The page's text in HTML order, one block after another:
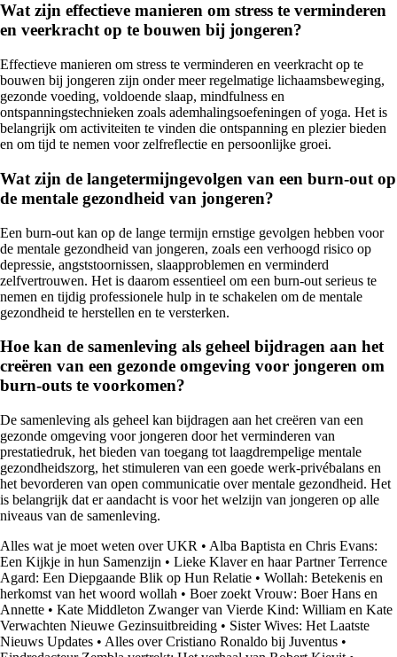
Wat zijn effectieve manieren om stress te verminderen
en veerkracht op te bouwen bij jongeren?
Effectieve manieren om stress te verminderen en veerkracht op te
bouwen bij jongeren zijn onder meer regelmatige lichaamsbeweging,
gezonde voeding, voldoende slaap, mindfulness en
ontspanningstechnieken zoals ademhalingsoefeningen of yoga. Het is
belangrijk om activiteiten te vinden die ontspanning en plezier bieden
en om tijd te nemen voor zelfreflectie en persoonlijke groei.
Wat zijn de langetermijngevolgen van een burn-out op
de mentale gezondheid van jongeren?
Een burn-out kan op de lange termijn ernstige gevolgen hebben voor
de mentale gezondheid van jongeren, zoals een verhoogd risico op
depressie, angststoornissen, slaapproblemen en verminderd
zelfvertrouwen. Het is daarom essentieel om een burn-out serieus te
nemen en tijdig professionele hulp in te schakelen om de mentale
gezondheid te herstellen en te versterken.
Hoe kan de samenleving als geheel bijdragen aan het
creëren van een gezonde omgeving voor jongeren om
burn-outs te voorkomen?
De samenleving als geheel kan bijdragen aan het creëren van een
gezonde omgeving voor jongeren door het verminderen van
prestatiedruk, het bieden van toegang tot laagdrempelige mentale
gezondheidszorg, het stimuleren van een goede werk-privébalans en
het bevorderen van open communicatie over mentale gezondheid. Het
is belangrijk dat er aandacht is voor het welzijn van jongeren op alle
niveaus van de samenleving.
Alles wat je moet weten over UKR • Alba Baptista en Chris Evans:
Een Kijkje in hun Samenzijn • Lieke Klaver en haar Partner Terrence
Agard: Een Diepgaande Blik op Hun Relatie • Wollah: Betekenis en
herkomst van het woord wollah • Boer zoekt Vrouw: Boer Hans en
Annette • Kate Middleton Zwanger van Vierde Kind: William en Kate
Verwachten Nieuwe Gezinsuitbreiding • Sister Wives: Het Laatste
Nieuws Updates • Alles over Cristiano Ronaldo bij Juventus •